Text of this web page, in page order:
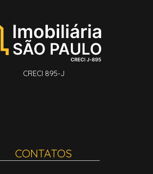
CRECI 895-J
CONTATOS